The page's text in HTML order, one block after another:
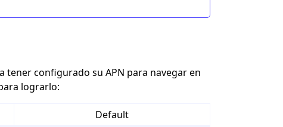
configurado su APN para navegar en
lograrlo:
Default